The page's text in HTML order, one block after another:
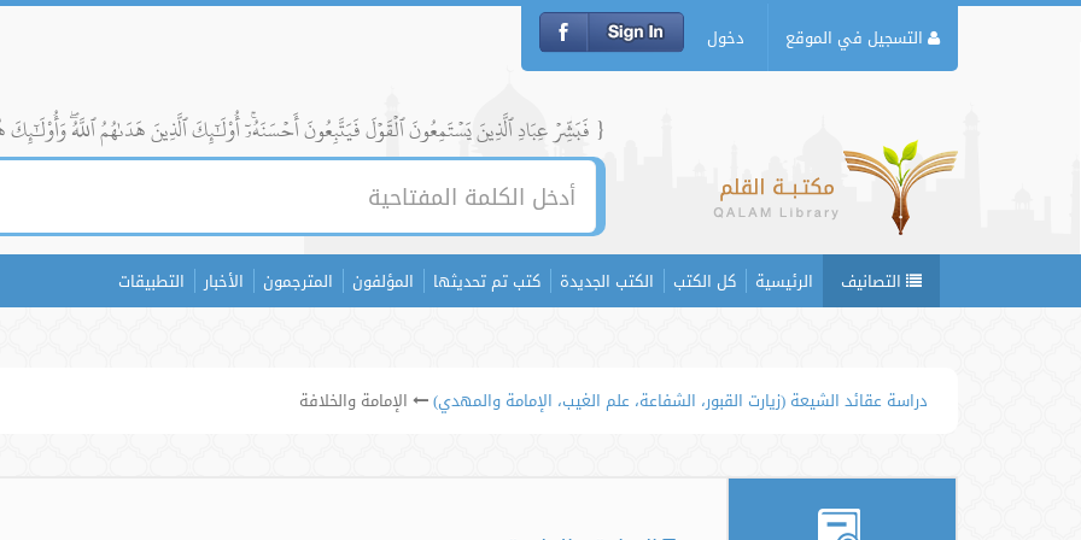
التسجيل في الموقع دخول
{ فَبَشِّرۡ عِبَادِ ٱلَّذِينَ يَسۡتَمِعُونَ ٱلۡقَوۡلَ فَيَتَّبِعُونَ أَحۡسَنَهُۥٓۚ أُوْلَٰٓئِكَ ٱلَّذِينَ هَدَىٰهُمُ ٱللَّهُۖ وَأُوْلَٰٓئِكَ
التصانيف الرئيسية كل الكتب الكتب الجديدة كتب تم تحديثها المؤلفون المترجمون الأخبار التطبيقات
دراسة عقائد الشيعة (زيارت القبور، الشفاعة، علم الغيب، الإمامة والمهدي) الإمامة والخلافة